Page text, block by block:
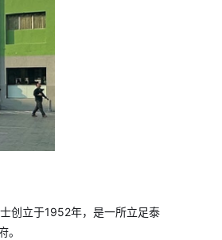
创立于1952年，是一所立足泰